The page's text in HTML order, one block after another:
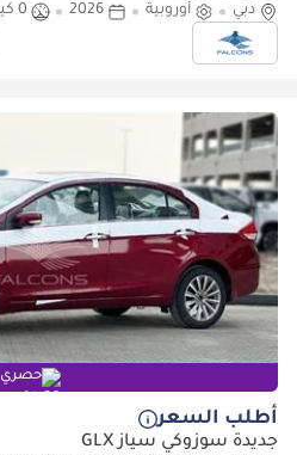
دبي
أوروبية 2026
0 كيلومتر
حصري
أطلب السعر
جديدة سوزوكي سياز GLX